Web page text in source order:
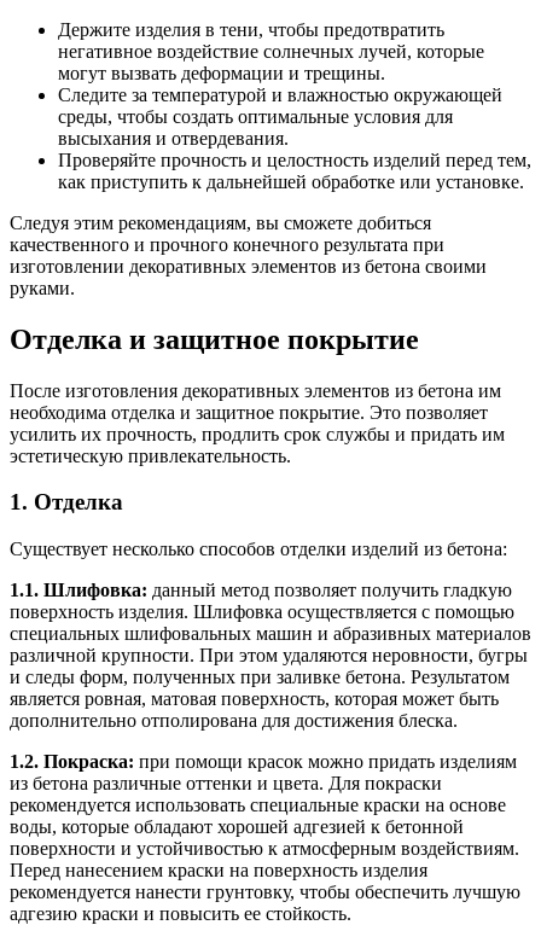
Держите изделия в тени, чтобы предотвратить
негативное воздействие солнечных лучей, которые
могут вызвать деформации и трещины.
Следите за температурой и влажностью окружающей
среды, чтобы создать оптимальные условия для
высыхания и отвердевания.
Проверяйте прочность и целостность изделий перед тем,
как приступить к дальнейшей обработке или установке.
Следуя этим рекомендациям, вы сможете добиться
качественного и прочного конечного результата при
изготовлении декоративных элементов из бетона своими
руками.
Отделка и защитное покрытие
После изготовления декоративных элементов из бетона им
необходима отделка и защитное покрытие. Это позволяет
усилить их прочность, продлить срок службы и придать им
эстетическую привлекательность.
1. Отделка
Существует несколько способов отделки изделий из бетона:
1.1. Шлифовка: данный метод позволяет получить гладкую
поверхность изделия. Шлифовка осуществляется с помощью
специальных шлифовальных машин и абразивных материалов
различной крупности. При этом удаляются неровности, бугры
и следы форм, полученных при заливке бетона. Результатом
является ровная, матовая поверхность, которая может быть
дополнительно отполирована для достижения блеска.
1.2. Покраска: при помощи красок можно придать изделиям
из бетона различные оттенки и цвета. Для покраски
рекомендуется использовать специальные краски на основе
воды, которые обладают хорошей адгезией к бетонной
поверхности и устойчивостью к атмосферным воздействиям.
Перед нанесением краски на поверхность изделия
рекомендуется нанести грунтовку, чтобы обеспечить лучшую
адгезию краски и повысить ее стойкость.